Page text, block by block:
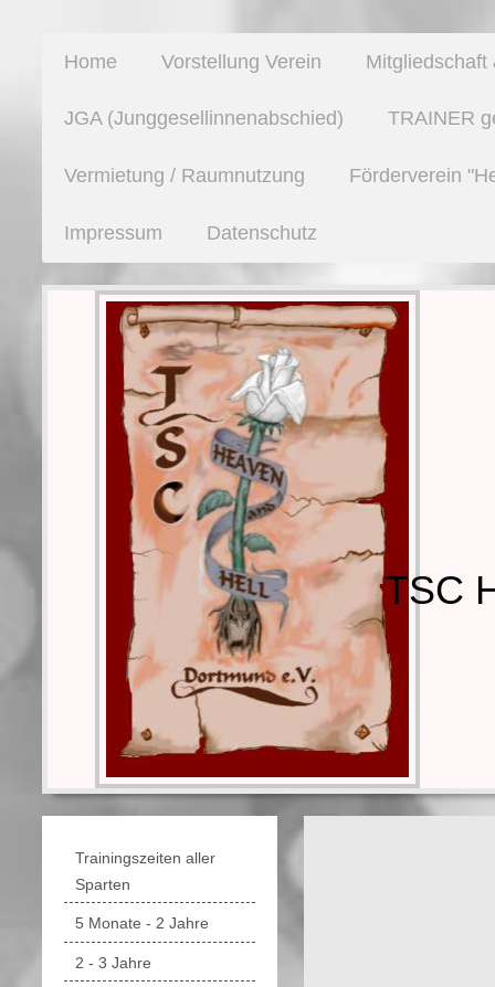
Home Vorstellung Verein Mitgliedschaft
JGA (Junggesellinnenabschied) TRAINER
Vermietung / Raumnutzung Förderverein
Impressum Datenschutz
TSC
Trainingszeiten aller
Sparten
5 Monate - 2 Jahre
2 - 3 Jahre